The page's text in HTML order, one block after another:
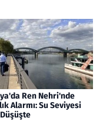
Ren Nehri'nde
Alarmı: Su Seviyesi